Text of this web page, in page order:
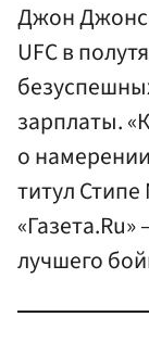
Джон Джонс
UFC в
зарплаты.
о
титул
лучшего